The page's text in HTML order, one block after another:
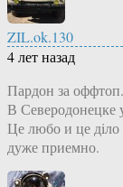
ZIL.ok.130
4 лет назад
Пардон за оффтоп.
В Северодонецке
Це любо и це дiло
дуже приемно.